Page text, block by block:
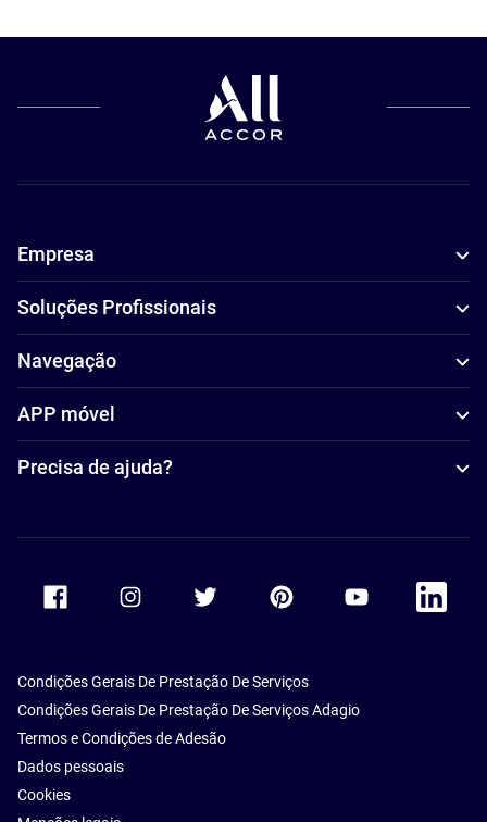
Empresa
Soluções Profissionais
Navegação
APP móvel
Precisa de ajuda?
Accor Youtube
Accor
Condições Gerais De Prestação De Serviços
Condições Gerais De Prestação De Serviços Adagio
Termos e Condições de Adesão
Dados pessoais
Cookies